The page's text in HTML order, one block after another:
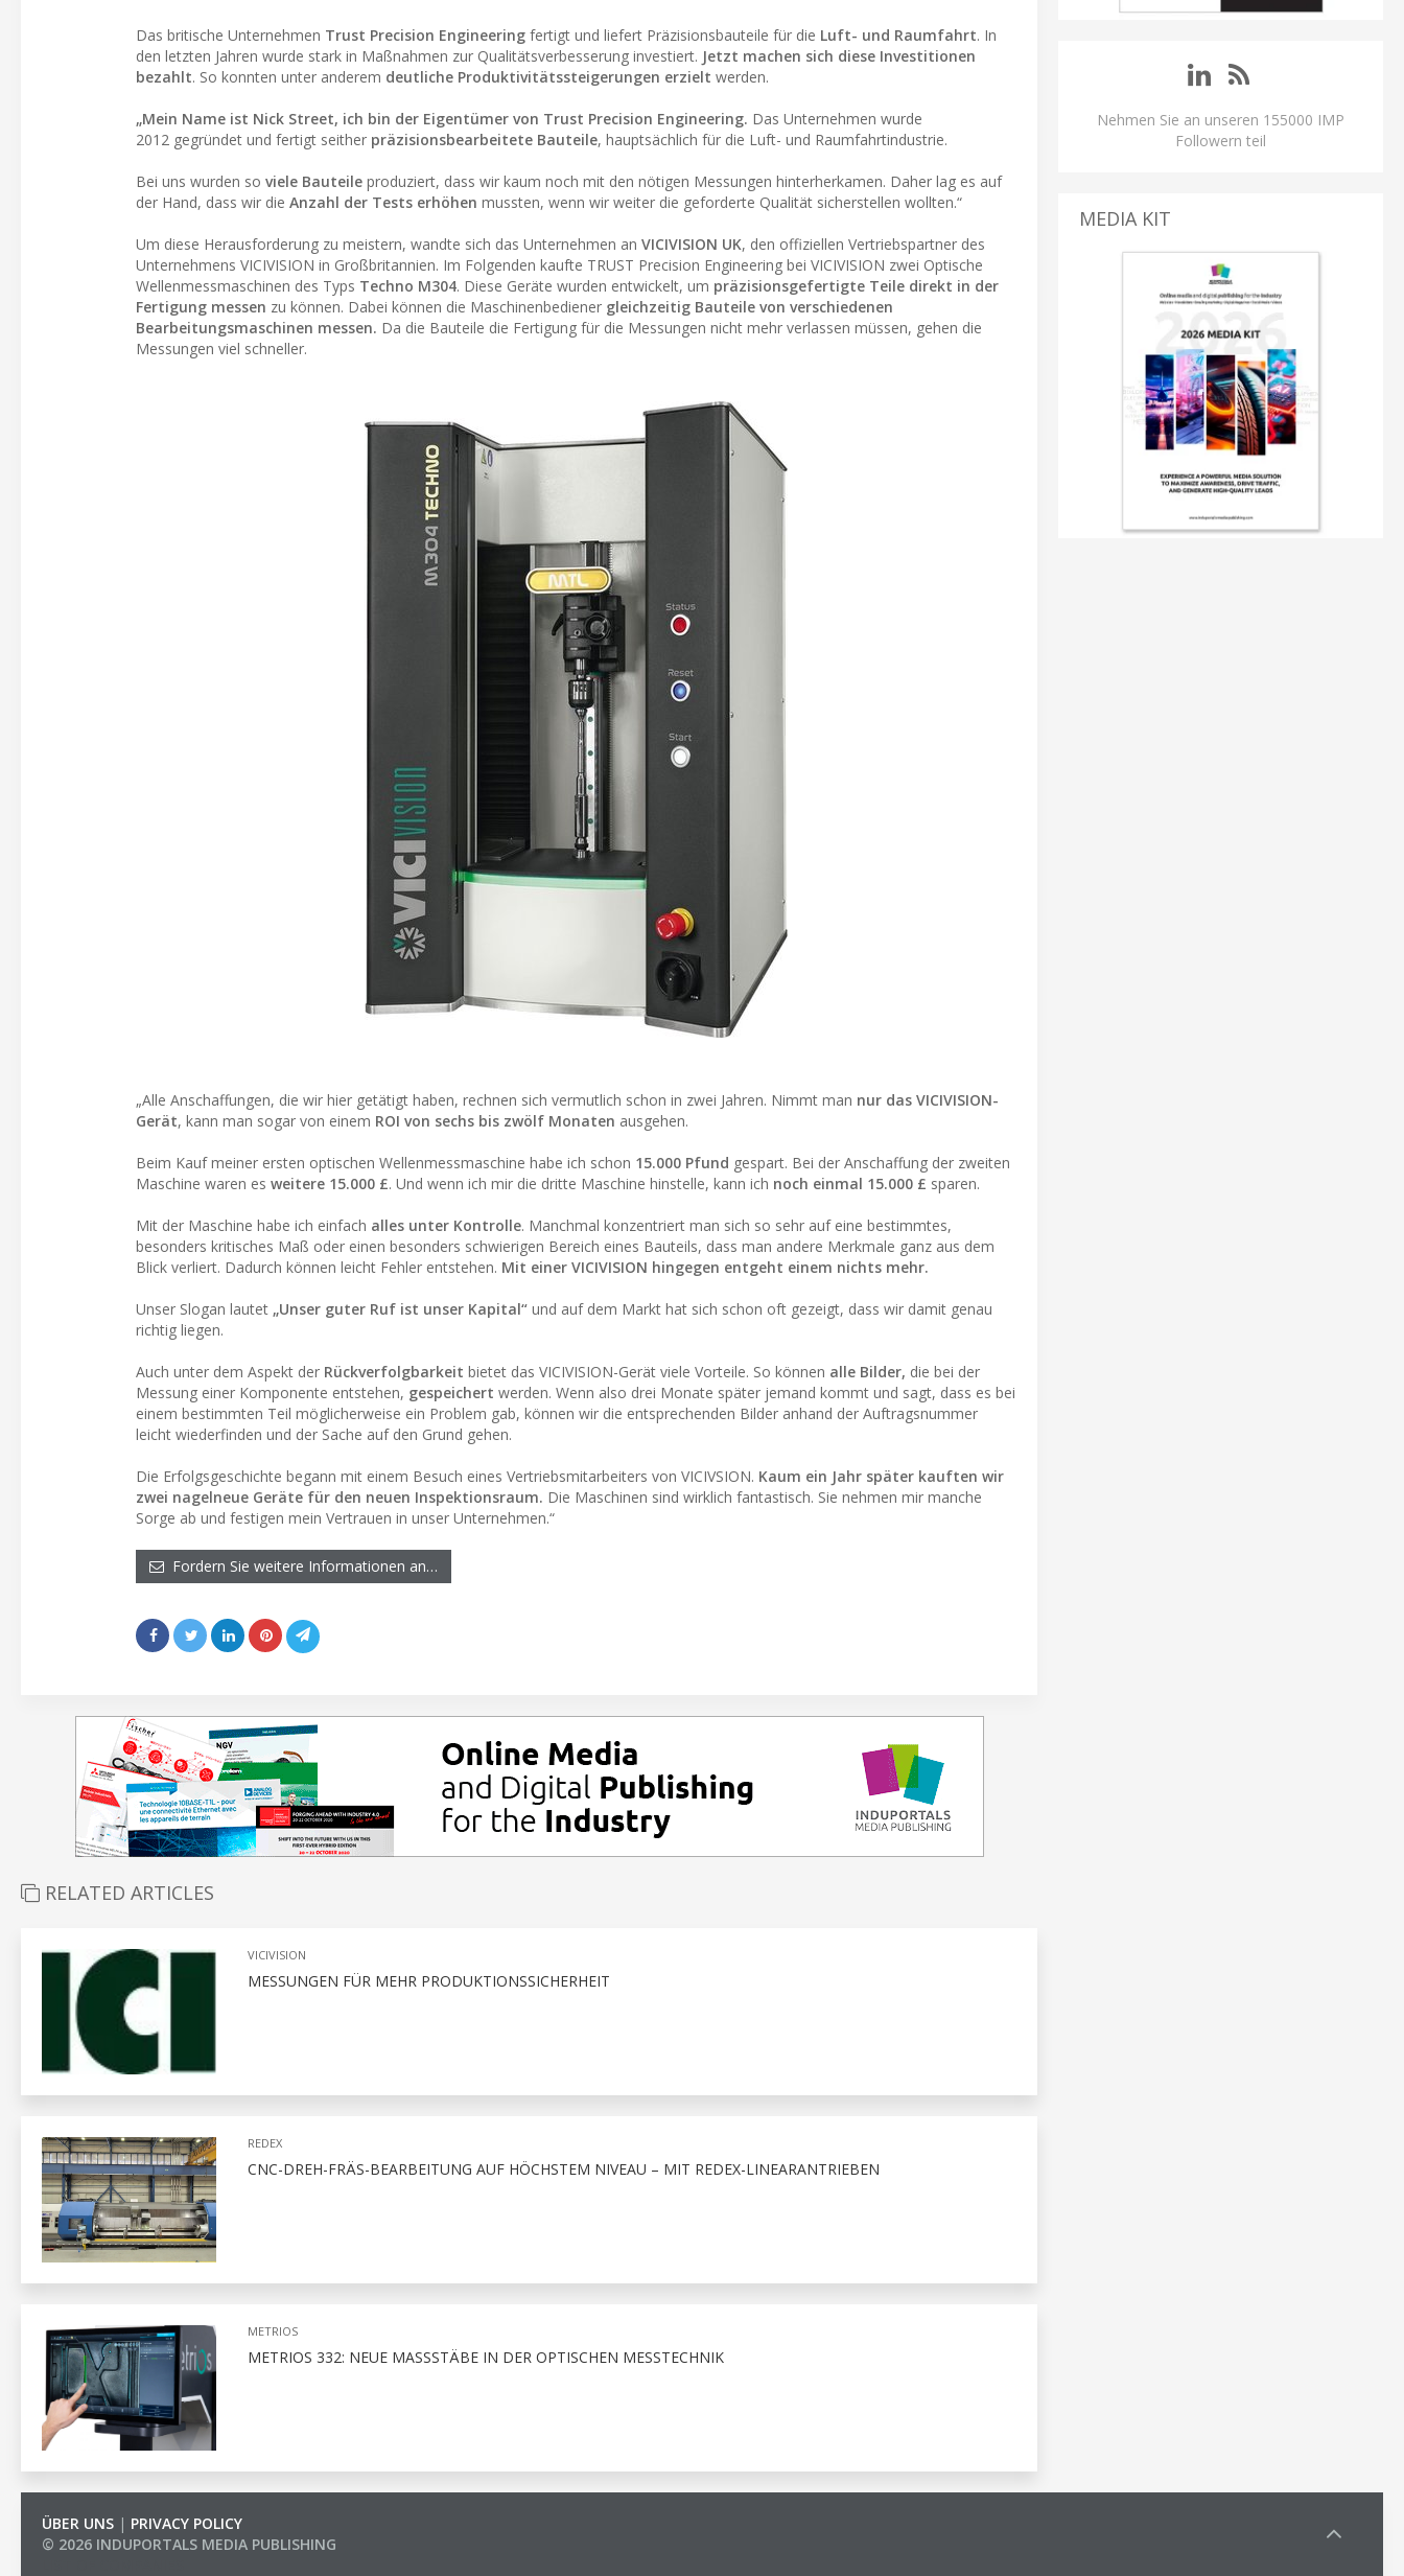
Das britische Unternehmen Trust Precision Engineering fertigt und liefert Präzisionsbauteile für die Luft- und Raumfahrt. In
den letzten Jahren wurde stark in Maßnahmen zur Qualitätsverbesserung investiert. Jetzt machen sich diese Investitionen
bezahlt. So konnten unter anderem deutliche Produktivitätssteigerungen erzielt werden.
„Mein Name ist Nick Street, ich bin der Eigentümer von Trust Precision Engineering. Das Unternehmen wurde
2012 gegründet und fertigt seither präzisionsbearbeitete Bauteile, hauptsächlich für die Luft- und Raumfahrtindustrie.
Bei uns wurden so viele Bauteile produziert, dass wir kaum noch mit den nötigen Messungen hinterherkamen. Daher lag es auf
der Hand, dass wir die Anzahl der Tests erhöhen mussten, wenn wir weiter die geforderte Qualität sicherstellen wollten.“
Um diese Herausforderung zu meistern, wandte sich das Unternehmen an VICIVISION UK, den offiziellen Vertriebspartner des
Unternehmens VICIVISION in Großbritannien. Im Folgenden kaufte TRUST Precision Engineering bei VICIVISION zwei Optische
Wellenmessmaschinen des Typs Techno M304. Diese Geräte wurden entwickelt, um präzisionsgefertigte Teile direkt in der
Fertigung messen zu können. Dabei können die Maschinenbediener gleichzeitig Bauteile von verschiedenen
Bearbeitungsmaschinen messen. Da die Bauteile die Fertigung für die Messungen nicht mehr verlassen müssen, gehen die
Messungen viel schneller.
„Alle Anschaffungen, die wir hier getätigt haben, rechnen sich vermutlich schon in zwei Jahren. Nimmt man nur das VICIVISION-
Gerät, kann man sogar von einem ROI von sechs bis zwölf Monaten ausgehen.
Beim Kauf meiner ersten optischen Wellenmessmaschine habe ich schon 15.000 Pfund gespart. Bei der Anschaffung der zweiten
Maschine waren es weitere 15.000 £. Und wenn ich mir die dritte Maschine hinstelle, kann ich noch einmal 15.000 £ sparen.
Mit der Maschine habe ich einfach alles unter Kontrolle. Manchmal konzentriert man sich so sehr auf eine bestimmtes,
besonders kritisches Maß oder einen besonders schwierigen Bereich eines Bauteils, dass man andere Merkmale ganz aus dem
Blick verliert. Dadurch können leicht Fehler entstehen. Mit einer VICIVISION hingegen entgeht einem nichts mehr.
Unser Slogan lautet „Unser guter Ruf ist unser Kapital“ und auf dem Markt hat sich schon oft gezeigt, dass wir damit genau
richtig liegen.
Auch unter dem Aspekt der Rückverfolgbarkeit bietet das VICIVISION-Gerät viele Vorteile. So können alle Bilder, die bei der
Messung einer Komponente entstehen, gespeichert werden. Wenn also drei Monate später jemand kommt und sagt, dass es bei
einem bestimmten Teil möglicherweise ein Problem gab, können wir die entsprechenden Bilder anhand der Auftragsnummer
leicht wiederfinden und der Sache auf den Grund gehen.
Die Erfolgsgeschichte begann mit einem Besuch eines Vertriebsmitarbeiters von VICIVSION. Kaum ein Jahr später kauften wir
zwei nagelneue Geräte für den neuen Inspektionsraum. Die Maschinen sind wirklich fantastisch. Sie nehmen mir manche
Sorge ab und festigen mein Vertrauen in unser Unternehmen.“
Fordern Sie weitere Informationen an…
RELATED ARTICLES
VICIVISION
MESSUNGEN FÜR MEHR PRODUKTIONSSICHERHEIT
REDEX
CNC-DREH-FRÄS-BEARBEITUNG AUF HÖCHSTEM NIVEAU – MIT REDEX-LINEARANTRIEBEN
METRIOS
METRIOS 332: NEUE MASSSTÄBE IN DER OPTISCHEN MESSTECHNIK
Nehmen Sie an unseren 155000 IMP
Followern teil
MEDIA KIT
ÜBER UNS | PRIVACY POLICY
© 2026 INDUPORTALS MEDIA PUBLISHING